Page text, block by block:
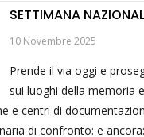
SETTIMANA
10 Novembre 2025
Prende il via oggi e
sui luoghi della memoria
e centri di
di confronto: e